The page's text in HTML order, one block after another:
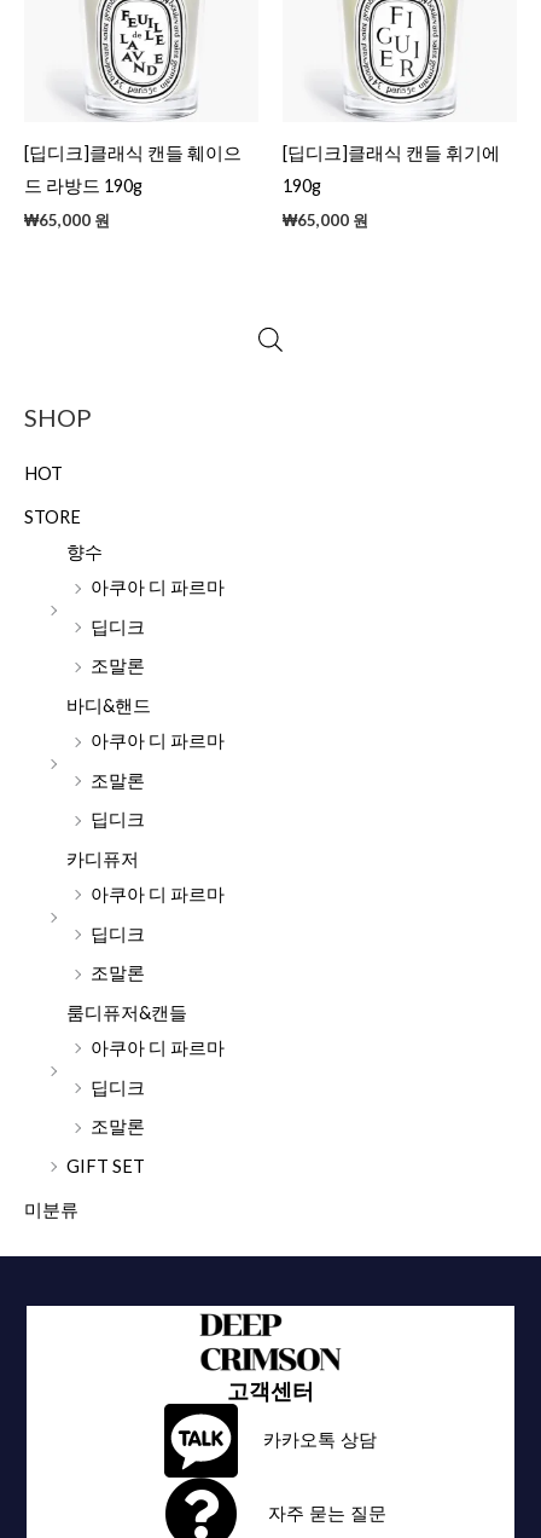
SHOP
HOT
STORE
향수
아쿠아 디 파르마
딥디크
조말론
바디&핸드
아쿠아 디 파르마
조말론
딥디크
카디퓨저
아쿠아 디 파르마
딥디크
조말론
룸디퓨저&캔들
아쿠아 디 파르마
딥디크
조말론
GIFT SET
미분류
[딥디크]클래식 캔들 훼이으
드 라방드 190g
₩65,000 원
[딥디크]클래식 캔들 휘기에
190g
₩65,000 원
고객센터
카카오톡 상담
자주 묻는 질문